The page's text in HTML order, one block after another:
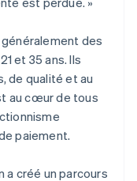
des
et 35 ans. Ils
de qualité et au
au cœur de tous
paiement.
a créé un parcours